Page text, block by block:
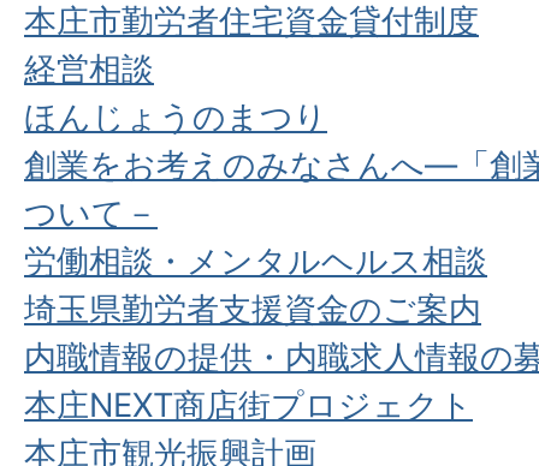
本庄市勤労者住宅資金貸付制度
経営相談
ほんじょうのまつり
創業をお考えのみなさんへ―「創
ついて－
労働相談・メンタルヘルス相談
埼玉県勤労者支援資金のご案内
内職情報の提供・内職求人情報の
本庄NEXT商店街プロジェクト
本庄市観光振興計画